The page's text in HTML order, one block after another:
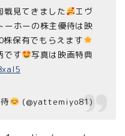
戦見てきました
エヴ
ーホーの株主優待は映
保有でもらえます
です
写真は映画特典
(@yattemiyo81)